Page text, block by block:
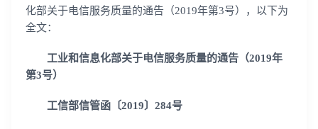
化部关于电信服务质量的通告（2019年第3号），以下为
全文：
工业和信息化部关于电信服务质量的通告（2019年
第3号）
工信部信管函〔2019〕284号